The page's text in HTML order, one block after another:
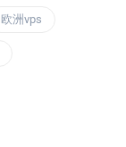
欧洲vps